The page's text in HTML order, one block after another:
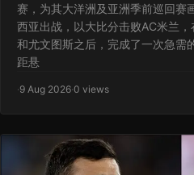
赛，为其大洋洲及亚洲季前巡回赛
西亚出战，以大比分击败AC米兰
和尤文图斯之后，完成了一次急需
距悬
·9 Aug 2026·0 views